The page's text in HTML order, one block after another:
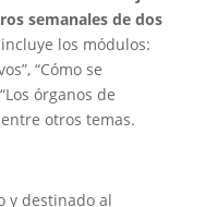
semanales de dos
los módulos:
“Cómo se
órganos de
otros temas.
y destinado al